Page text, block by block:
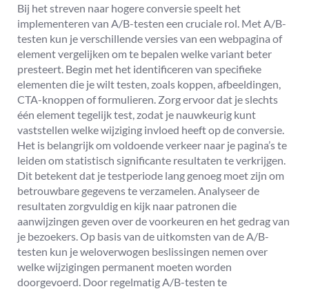
Bij het streven naar hogere conversie speelt het
implementeren van A/B-testen een cruciale rol. Met A/B-
testen kun je verschillende versies van een webpagina of
element vergelijken om te bepalen welke variant beter
presteert. Begin met het identificeren van specifieke
elementen die je wilt testen, zoals koppen, afbeeldingen,
CTA-knoppen of formulieren. Zorg ervoor dat je slechts
één element tegelijk test, zodat je nauwkeurig kunt
vaststellen welke wijziging invloed heeft op de conversie.
Het is belangrijk om voldoende verkeer naar je pagina’s te
leiden om statistisch significante resultaten te verkrijgen.
Dit betekent dat je testperiode lang genoeg moet zijn om
betrouwbare gegevens te verzamelen. Analyseer de
resultaten zorgvuldig en kijk naar patronen die
aanwijzingen geven over de voorkeuren en het gedrag van
je bezoekers. Op basis van de uitkomsten van de A/B-
testen kun je weloverwogen beslissingen nemen over
welke wijzigingen permanent moeten worden
doorgevoerd. Door regelmatig A/B-testen te